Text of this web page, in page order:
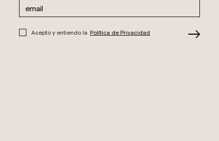
Acepto y entiendo la Política de Privacidad